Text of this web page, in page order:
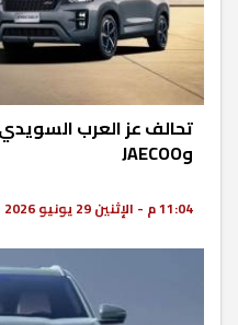
وJAECOO
11:04 م - الإثنين 29 يونيو 2026